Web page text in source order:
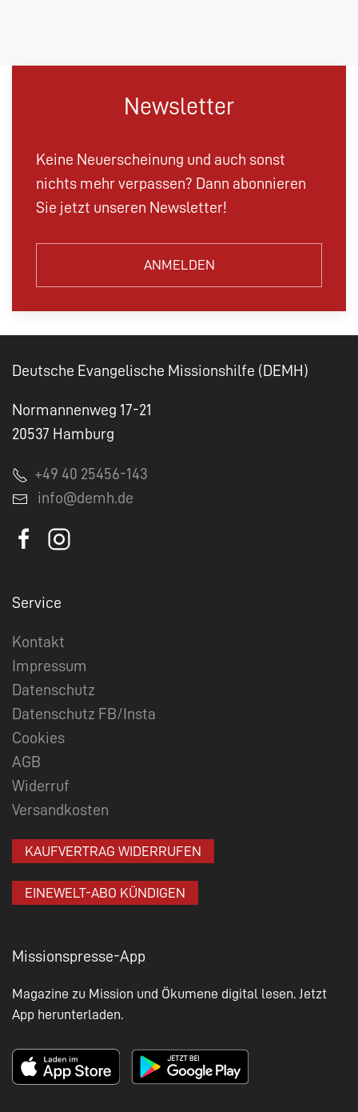
Newsletter
Keine Neuerscheinung und auch sonst
nichts mehr verpassen? Dann abonnieren
Sie jetzt unseren Newsletter!
ANMELDEN
Deutsche Evangelische Missionshilfe (DEMH)
Normannenweg 17-21
20537 Hamburg
+49 40 25456-143
info@demh.de
Service
Kontakt
Impressum
Datenschutz
Datenschutz FB/Insta
Cookies
AGB
Widerruf
Versandkosten
KAUFVERTRAG WIDERRUFEN
EINEWELT-ABO KÜNDIGEN
Missionspresse-App
Magazine zu Mission und Ökumene digital lesen. Jetzt
App herunterladen.